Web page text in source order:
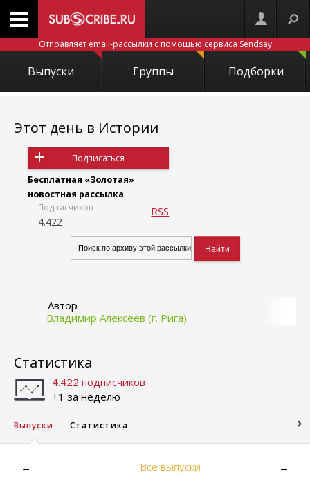
Отправляет email-рассылки с помощью сервиса Sendsay
Выпуски Группы Подборки
Этот день в Истории
Подписаться
Бесплатная «Золотая»
новостная рассылка
Подписчиков
4.422
RSS
Автор
Владимир Алексеев (г. Рига)
Статистика
4.422 подписчиков
+1 за неделю
Выпуски Статистика
← Все выпуски →